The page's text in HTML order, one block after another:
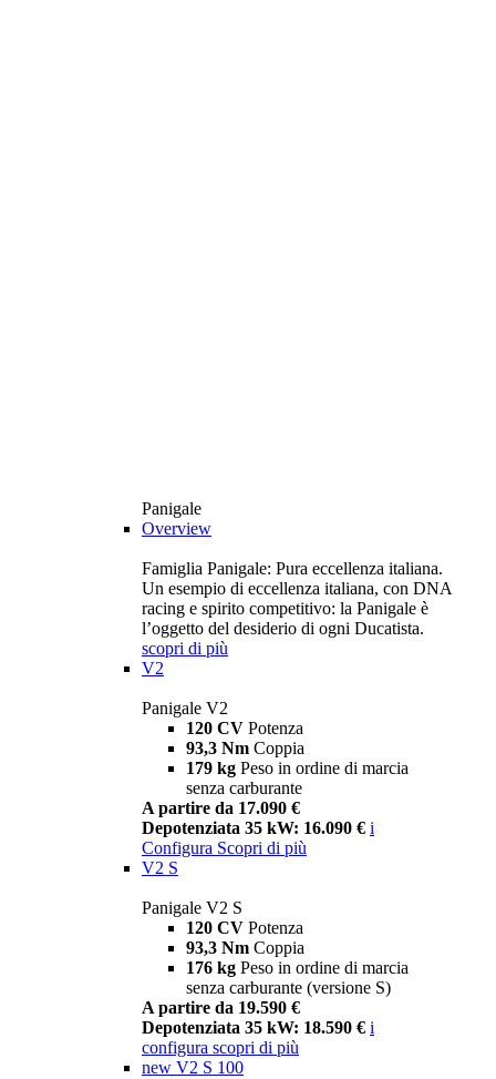
Panigale
Overview
Famiglia Panigale: Pura eccellenza italiana.
Un esempio di eccellenza italiana, con DNA
racing e spirito competitivo: la Panigale è
l’oggetto del desiderio di ogni Ducatista.
scopri di più
V2
Panigale V2
120 CV Potenza
93,3 Nm Coppia
179 kg Peso in ordine di marcia
senza carburante
A partire da 17.090 €
Depotenziata 35 kW: 16.090 € i
Configura Scopri di più
V2 S
Panigale V2 S
120 CV Potenza
93,3 Nm Coppia
176 kg Peso in ordine di marcia
senza carburante (versione S)
A partire da 19.590 €
Depotenziata 35 kW: 18.590 € i
configura scopri di più
new V2 S 100